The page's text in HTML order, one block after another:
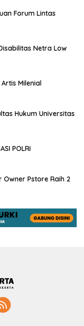
Forum Lintas
Netra Low
Milenial
POLRI
Owner Pstore Raih 2